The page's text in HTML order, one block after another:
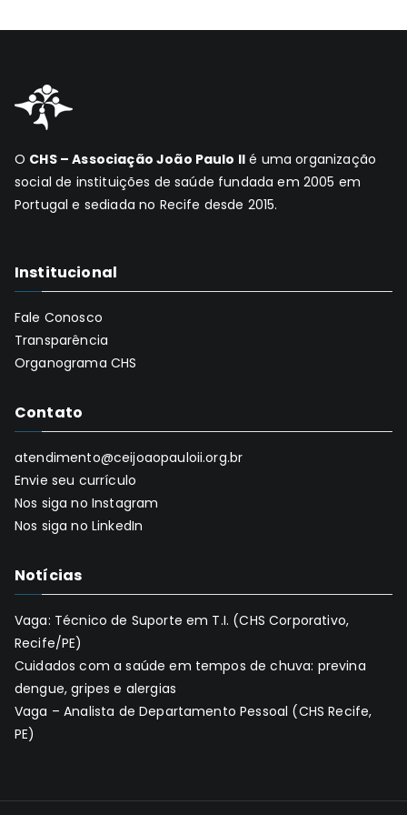
O CHS – Associação João Paulo II é uma organização
social de instituições de saúde fundada em 2005 em
Portugal e sediada no Recife desde 2015.
Institucional
Fale Conosco
Transparência
Organograma CHS
Contato
atendimento@ceijoaopauloii.org.br
Envie seu currículo
Nos siga no Instagram
Nos siga no LinkedIn
Notícias
Vaga: Técnico de Suporte em T.I. (CHS Corporativo,
Recife/PE)
Cuidados com a saúde em tempos de chuva: previna
dengue, gripes e alergias
Vaga – Analista de Departamento Pessoal (CHS Recife,
PE)